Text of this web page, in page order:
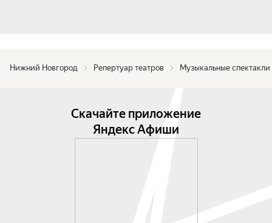
Нижний Новгород Репертуар театров Музыкальные спектакли
Скачайте приложение
Яндекс Афиши